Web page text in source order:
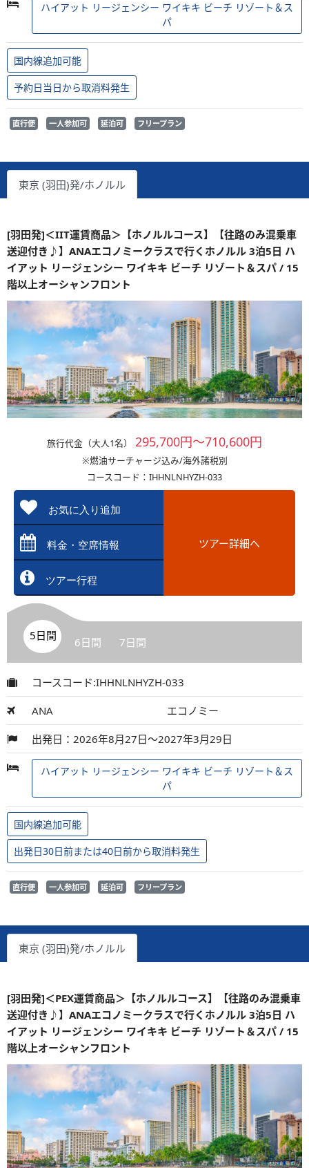
ハイアット リージェンシー ワイキキ ビーチ リゾート＆ス
パ
国内線追加可能
予約日当日から取消料発生
直行便 一人参加可 延泊可 フリープラン
東京 (羽田)発/ホノルル
[羽田発]＜IIT運賃商品＞【ホノルルコース】【往路のみ混乗車
送迎付き♪】ANAエコノミークラスで行くホノルル 3泊5日 ハ
イアット リージェンシー ワイキキ ビーチ リゾート＆スパ / 15
階以上オーシャンフロント
旅行代金（大人1名） 295,700円～710,600円
※燃油サーチャージ込み/海外諸税別
コースコード：IHHNLNHYZH-033
お気に入り追加
料金・空席情報
ツアー行程
ツアー詳細へ
5日間 6日間 7日間
コースコード:IHHNLNHYZH-033
ANA エコノミー
出発日：2026年8月27日～2027年3月29日
ハイアット リージェンシー ワイキキ ビーチ リゾート＆ス
パ
国内線追加可能
出発日30日前または40日前から取消料発生
直行便 一人参加可 延泊可 フリープラン
東京 (羽田)発/ホノルル
[羽田発]＜PEX運賃商品＞【ホノルルコース】【往路のみ混乗車
送迎付き♪】ANAエコノミークラスで行くホノルル 3泊5日 ハ
イアット リージェンシー ワイキキ ビーチ リゾート＆スパ / 15
階以上オーシャンフロント